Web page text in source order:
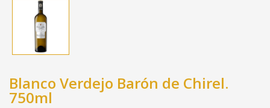
Blanco Verdejo Barón de Chirel.
750ml